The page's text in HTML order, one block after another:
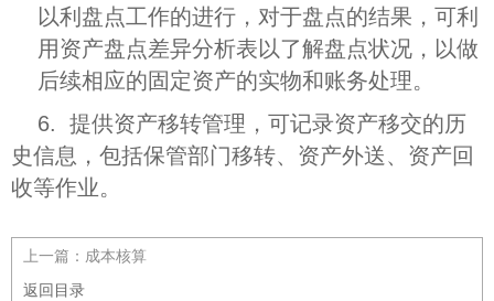
以利盘点工作的进行，对于盘点的结果，可利
用资产盘点差异分析表以了解盘点状况，以做
后续相应的固定资产的实物和账务处理。
6. 提供资产移转管理，可记录资产移交的历
史信息，包括保管部门移转、资产外送、资产回
收等作业。
上一篇： 成本核算
返回目录